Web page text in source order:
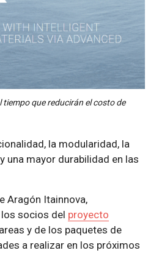
que reducirán el costo de
la modularidad, la
una mayor durabilidad en las
Aragón Itainnova,
los socios del proyecto
y de los paquetes de
a realizar en los próximos